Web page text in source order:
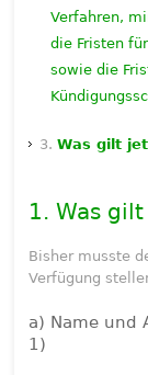
Verfahren,
die Fristen
sowie die
3.Was gilt
1. Was
Bisher musste
Verfügung
a) Name und
1)